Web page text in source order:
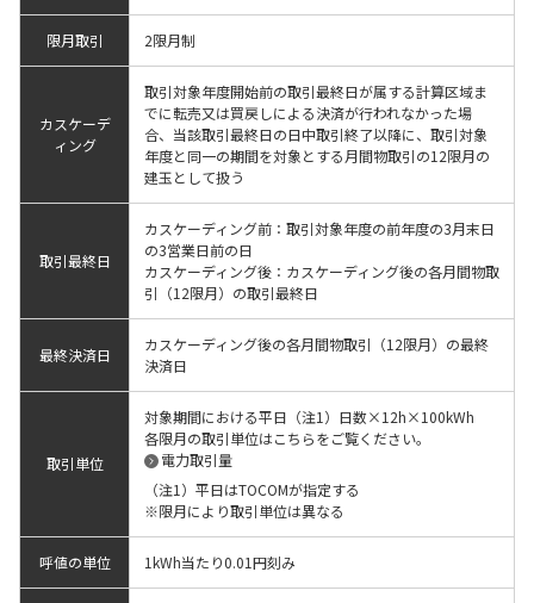
限月取引 2限月制
カスケーデ
ィング
取引対象年度開始前の取引最終日が属する計算区域ま
でに転売又は買戻しによる決済が行われなかった場
合、当該取引最終日の日中取引終了以降に、取引対象
年度と同一の期間を対象とする月間物取引の12限月の
建玉として扱う
取引最終日
カスケーディング前：取引対象年度の前年度の3月末日
の3営業日前の日
カスケーディング後：カスケーディング後の各月間物取
引（12限月）の取引最終日
最終決済日
カスケーディング後の各月間物取引（12限月）の最終
決済日
取引単位
対象期間における平日（注1）日数×12h×100kWh
各限月の取引単位はこちらをご覧ください。
電力取引量
（注1）平日はTOCOMが指定する
※限月により取引単位は異なる
呼値の単位 1kWh当たり0.01円刻み